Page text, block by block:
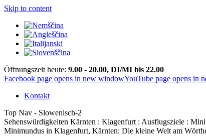
Skip to content
Öffnungszeit heute: 9.00 - 20.00, DI/MI bis 22.00
Facebook page opens in new windowYouTube page opens in
Kontakt
Top Nav - Slowenisch-2
Sehenswürdigkeiten Kärnten : Klagenfurt : Ausflugsziele :
Minimundus in Klagenfurt, Kärnten: Die kleine Welt am